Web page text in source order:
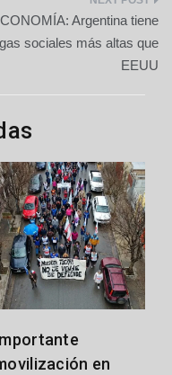
Argentina tiene
sociales más altas que
EEUU
en